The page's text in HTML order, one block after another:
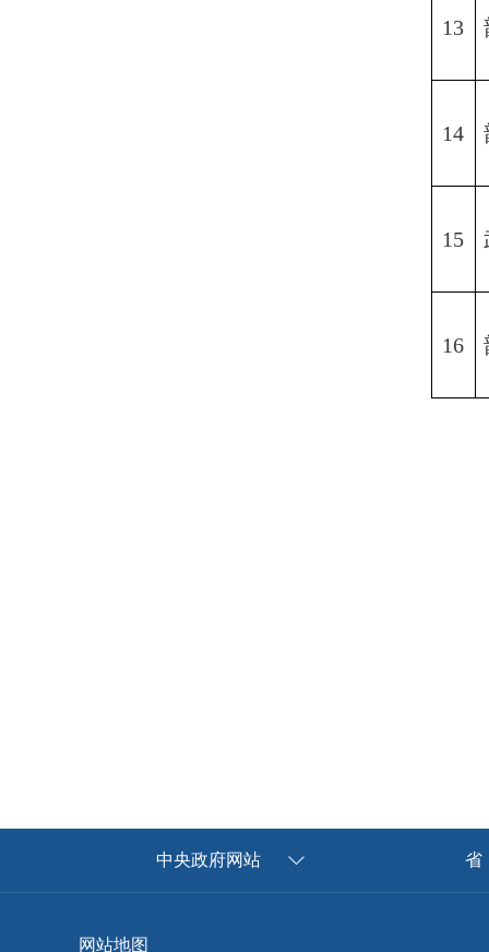
13
14
15
16
中央政府网站 省
网站地图